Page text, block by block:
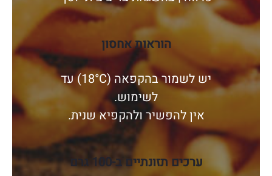
הוראות אחסון
יש לשמור בהקפאה (18°C) עד
לשימוש.
אין להפשיר ולהקפיא שנית.
ערכים תזונתיים ב-100 גרם